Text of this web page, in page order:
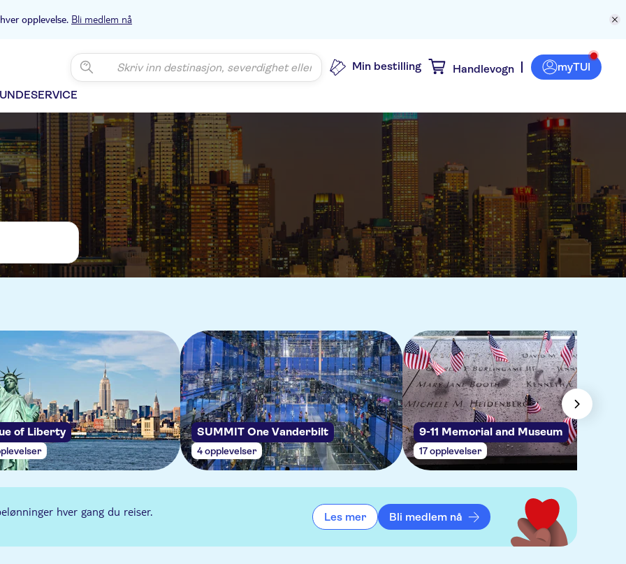
opplevelse. Bli medlem nå
Min bestilling Handlevogn myTUI
of Liberty SUMMIT One Vanderbilt
4 opplevelser
9-11 Memorial and Museum
17 opplevelser
hver gang du reiser. Les mer Bli medlem nå